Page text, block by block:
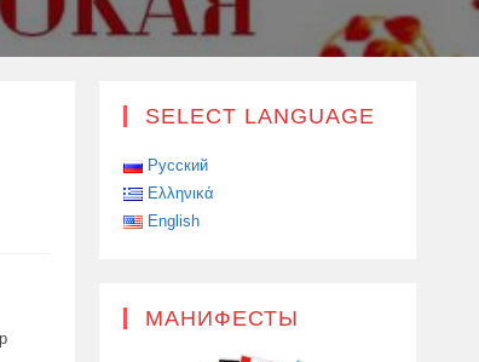
SELECT LANGUAGE
Русский
Ελληνικά
English
МАНИФЕСТЫ